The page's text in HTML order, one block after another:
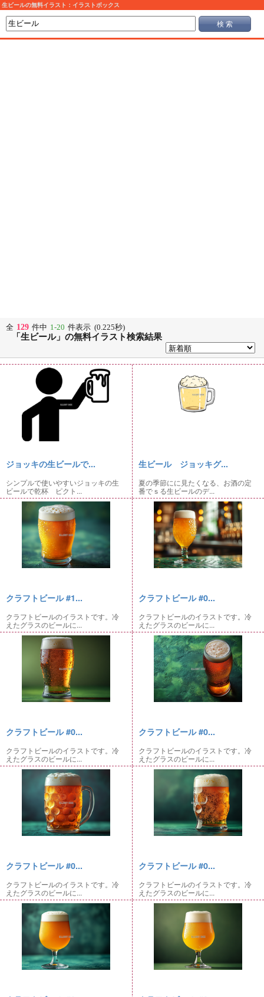
生ビールの無料イラスト：イラストボックス
検 索
全 129 件中 1-20 件表示 (0.225秒)
「生ビール」の無料イラスト検索結果
ジョッキの生ビールで...
シンプルで使いやすいジョッキの生
ビールで乾杯 ピクト...
生ビール ジョッキグ...
夏の季節にに見たくなる、お酒の定
番でｓる生ビールのデ...
クラフトビール #1...
クラフトビールのイラストです。冷
えたグラスのビールに...
クラフトビール #0...
クラフトビールのイラストです。冷
えたグラスのビールに...
クラフトビール #0...
クラフトビールのイラストです。冷
えたグラスのビールに...
クラフトビール #0...
クラフトビールのイラストです。冷
えたグラスのビールに...
クラフトビール #0...
クラフトビールのイラストです。冷
えたグラスのビールに...
クラフトビール #0...
クラフトビールのイラストです。冷
えたグラスのビールに...